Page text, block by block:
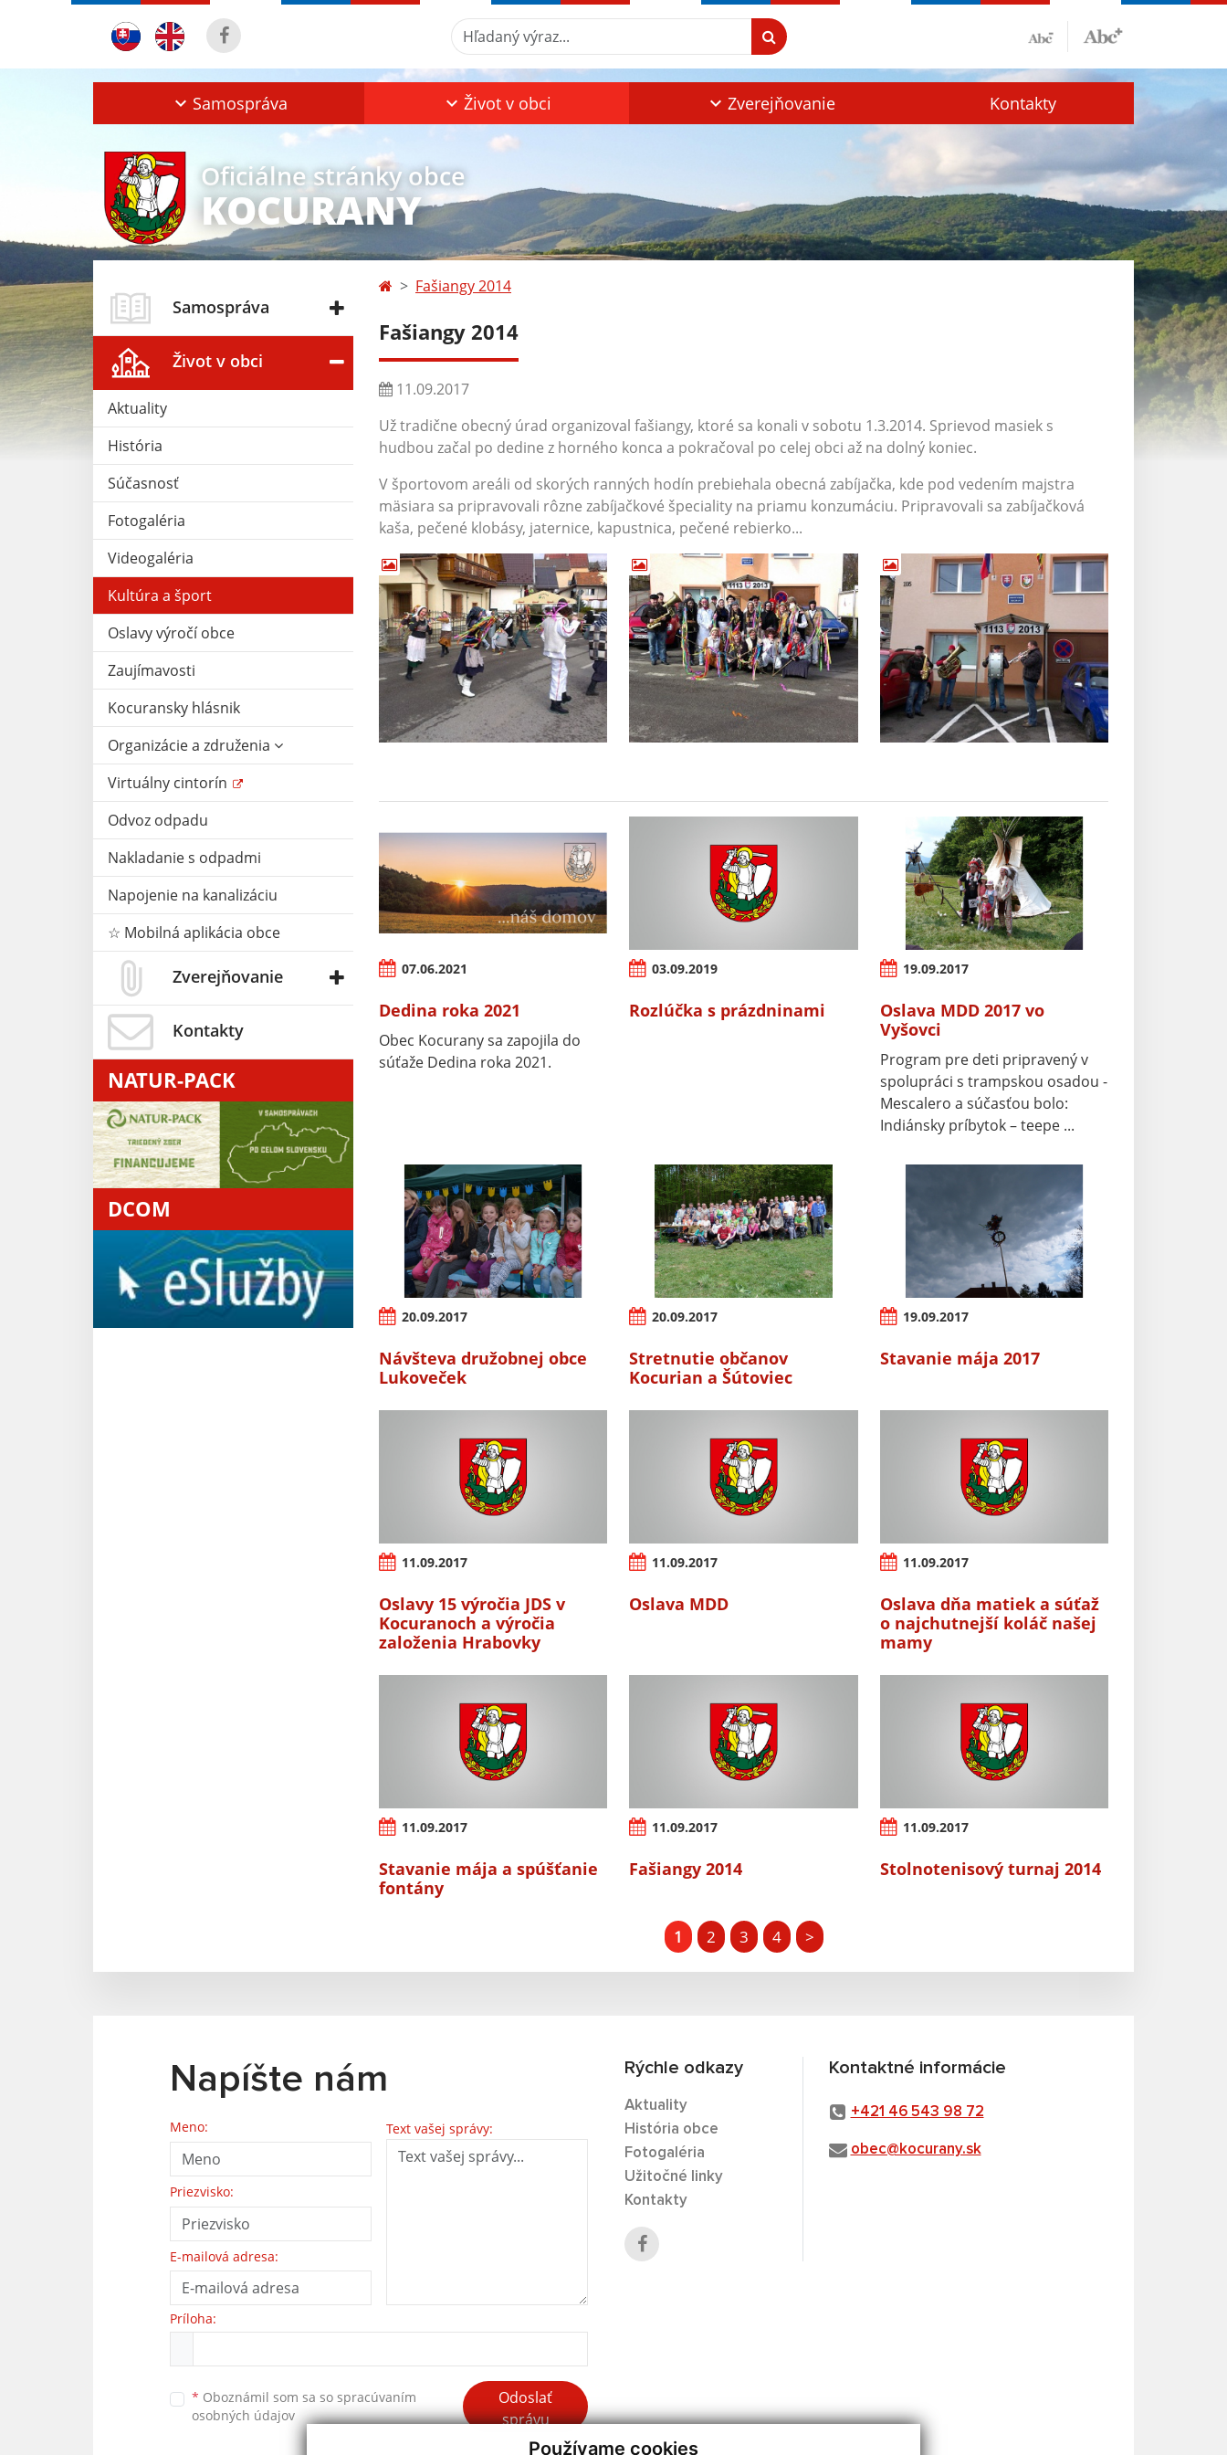
Používame cookies
Hľadaný výraz...
Samospráva Život v obci Zverejňovanie Kontakty
Oficiálne stránky obce
KOCURANY
Samospráva
Život v obci
Aktuality
História
Súčasnosť
Fotogaléria
Videogaléria
Kultúra a šport
Oslavy výročí obce
Zaujímavosti
Kocuransky hlásnik
Organizácie a združenia
Virtuálny cintorín
Odvoz odpadu
Nakladanie s odpadmi
Napojenie na kanalizáciu
☆ Mobilná aplikácia obce
Zverejňovanie
Kontakty
NATUR-PACK
DCOM
Fašiangy 2014
Fašiangy 2014
11.09.2017
Už tradične obecný úrad organizoval fašiangy, ktoré sa konali v sobotu 1.3.2014. Sprievod masiek s
hudbou začal po dedine z horného konca a pokračoval po celej obci až na dolný koniec.
V športovom areáli od skorých ranných hodín prebiehala obecná zabíjačka, kde pod vedením majstra
mäsiara sa pripravovali rôzne zabíjačkové špeciality na priamu konzumáciu. Pripravovali sa zabíjačková
kaša, pečené klobásy, jaternice, kapustnica, pečené rebierko...
07.06.2021
Dedina roka 2021
Obec Kocurany sa zapojila do
súťaže Dedina roka 2021.
03.09.2019
Rozlúčka s prázdninami
19.09.2017
Oslava MDD 2017 vo
Vyšovci
Program pre deti pripravený v
spolupráci s trampskou osadou -
Mescalero a súčasťou bolo:
Indiánsky príbytok – teepe ...
20.09.2017
Návšteva družobnej obce
Lukoveček
20.09.2017
Stretnutie občanov
Kocurian a Šútoviec
19.09.2017
Stavanie mája 2017
11.09.2017
Oslavy 15 výročia JDS v
Kocuranoch a výročia
založenia Hrabovky
11.09.2017
Oslava MDD
11.09.2017
Oslava dňa matiek a súťaž
o najchutnejší koláč našej
mamy
11.09.2017
Stavanie mája a spúšťanie
fontány
11.09.2017
Fašiangy 2014
11.09.2017
Stolnotenisový turnaj 2014
1 2 3 4 >
Napíšte nám
Meno:
Priezvisko:
E-mailová adresa:
Text vašej správy:
Príloha:
* Oboznámil som sa so spracúvaním
osobných údajov
Odoslať
správu
Rýchle odkazy
Aktuality
História obce
Fotogaléria
Užitočné linky
Kontakty
Kontaktné informácie
+421 46 543 98 72
obec@kocurany.sk